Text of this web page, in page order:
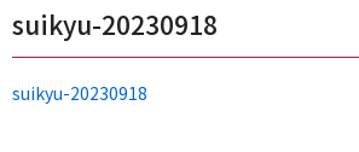
診療科・部門のご案内
suikyu-20230918
suikyu-20230918